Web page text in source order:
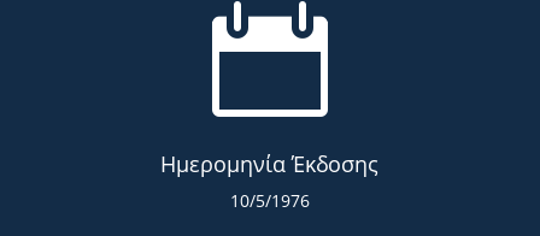

Ημερομηνία Έκδοσης
10/5/1976